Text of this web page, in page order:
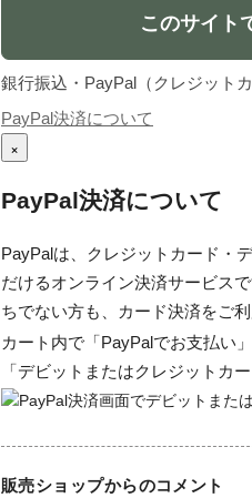
このサイト
銀行振込・PayPal（クレジット
PayPal決済について
×
PayPal決済について
PayPalは、クレジットカード・
だけるオンライン決済サービス
ちでない方も、カード決済をご利
カート内で「PayPalでお支払い
「デビットまたはクレジットカ
販売ショップからのコメント